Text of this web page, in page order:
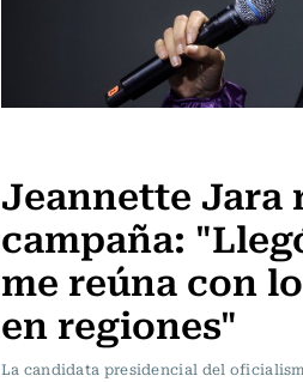
Jeannette Jara
campaña:
me reúna con
en regiones"
La candidata presidencial del